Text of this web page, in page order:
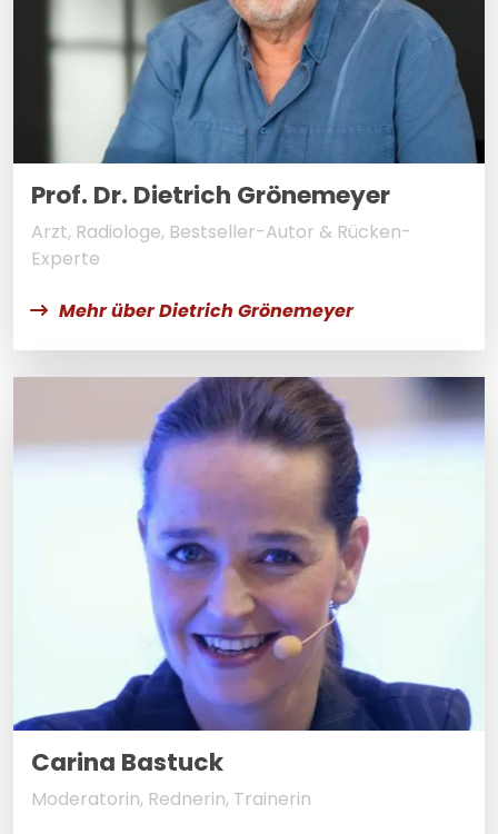
Prof. Dr. Dietrich Grönemeyer
Arzt, Radiologe, Bestseller-Autor & Rücken-
Experte
Mehr über Dietrich Grönemeyer
Carina Bastuck
Moderatorin, Rednerin, Trainerin